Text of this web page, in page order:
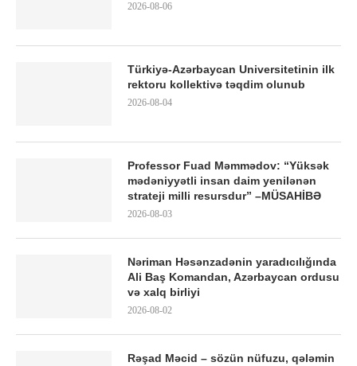
2026-08-06
Türkiyə-Azərbaycan Universitetinin ilk
rektoru kollektivə təqdim olunub
2026-08-04
Professor Fuad Məmmədov: “Yüksək
mədəniyyətli insan daim yenilənən
strateji milli resursdur” –MÜSAHİBƏ
2026-08-03
Nəriman Həsənzadənin yaradıcılığında
Ali Baş Komandan, Azərbaycan ordusu
və xalq birliyi
2026-08-02
Rəşad Məcid – sözün nüfuzu, qələmin